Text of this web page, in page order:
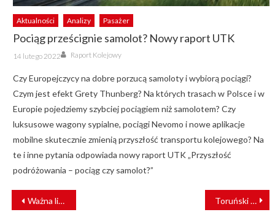
Aktualności Analizy Pasażer
Pociąg prześcignie samolot? Nowy raport UTK
Posted
on
14 lutego 2022 Author
Raport Kolejowy
Czy Europejczycy na dobre porzucą samoloty i wybiorą pociągi?
Czym jest efekt Grety Thunberg? Na których trasach w Polsce i w
Europie pojedziemy szybciej pociągiem niż samolotem? Czy
luksusowe wagony sypialne, pociągi Nevomo i nowe aplikacje
mobilne skutecznie zmienią przyszłość transportu kolejowego? Na
te i inne pytania odpowiada nowy raport UTK „Przyszłość
podróżowania – pociąg czy samolot?”
NAWIGACJA
WPISU
Ważna linia kolejowa na Śląsku do rewitalizacji. Jest przetarg Toruński PUT zyskuje nowe możliwości